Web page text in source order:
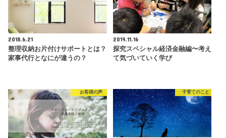
2018.6.21
整理収納お片付けサポートとは？
家事代行となにが違うの？
2019.11.16
探究スペシャル経済金融編〜考え
て気づいていく学び
お客様の声 子育てのこと